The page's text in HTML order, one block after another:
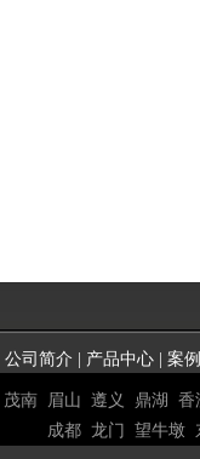
公司简介 | 产品中心| 案
茂南 眉山 遵义 鼎湖 香
成都 龙门 望牛墩